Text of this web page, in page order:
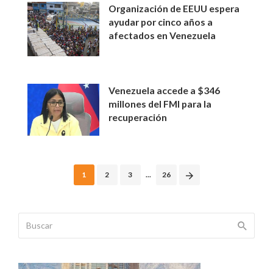
Organización de EEUU espera
ayudar por cinco años a
afectados en Venezuela
Venezuela accede a $346
millones del FMI para la
recuperación
1 2 3 ... 26